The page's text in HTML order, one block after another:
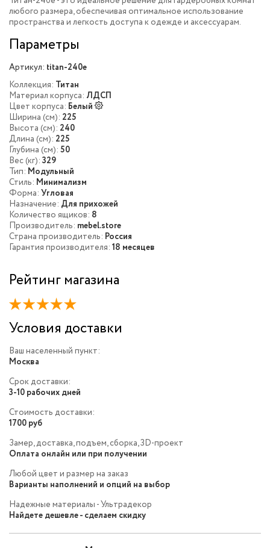
любого размера, обеспечивая оптимальное использование
пространства и легкость доступа к одежде и аксессуарам.
Параметры
Артикул: titan-240e
Коллекция: Титан
Материал корпуса: ЛДСП
Цвет корпуса: Белый
Ширина (см): 225
Высота (см): 240
Длина (см): 225
Глубина (см): 50
Вес (кг): 329
Тип: Модульный
Стиль: Минимализм
Форма: Угловая
Назначение: Для прихожей
Количество ящиков: 8
Производитель: mebel.store
Страна производитель: Россия
Гарантия производителя: 18 месяцев
Рейтинг магазина
Условия доставки
Ваш населенный пункт:
Москва
Срок доставки:
3-10 рабочих дней
Стоимость доставки:
1700 руб
Замер, доставка, подъем, сборка, 3D-проект
Оплата онлайн или при получении
Любой цвет и размер на заказ
Варианты наполнений и опций на выбор
Надежные материалы - Ультрадекор
Найдете дешевле - сделаем скидку